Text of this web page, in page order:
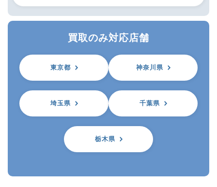
買取のみ対応店舗
東京都 神奈川県
埼玉県 千葉県
栃木県